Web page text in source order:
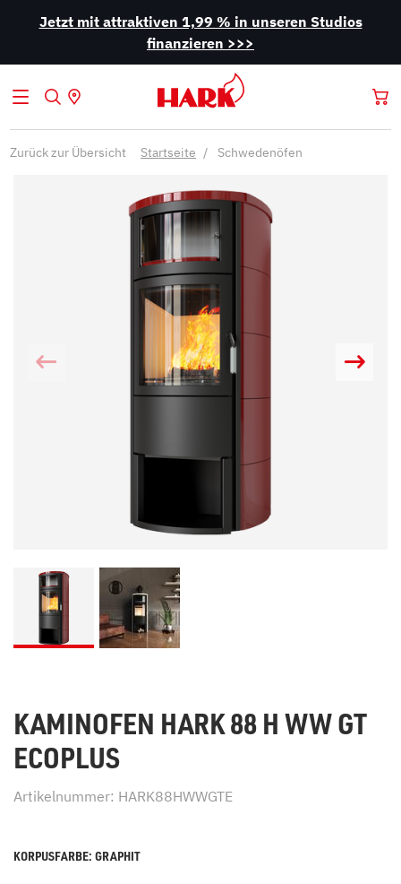
Jetzt mit attraktiven 1,99 % in unseren Studios
finanzieren >>>
Zurück zur Übersicht Startseite Schwedenöfen
KAMINOFEN HARK 88 H WW GT
ECOPLUS
Artikelnummer: HARK88HWWGTE
KORPUSFARBE: GRAPHIT